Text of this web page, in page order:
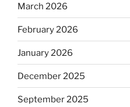
March 2026
February 2026
January 2026
December 2025
September 2025